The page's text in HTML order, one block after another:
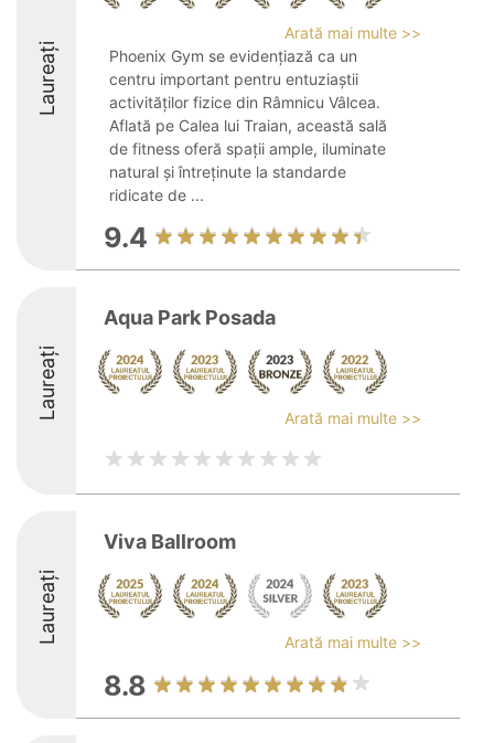
Laureați
Arată mai multe >>
Phoenix Gym se evidențiază ca un
centru important pentru entuziaștii
activităților fizice din Râmnicu Vâlcea.
Aflată pe Calea lui Traian, această sală
de fitness oferă spații ample, iluminate
natural și întreținute la standarde
ridicate de ...
9.4
Laureați
Aqua Park Posada
Arată mai multe >>
Laureați
Viva Ballroom
Arată mai multe >>
8.8